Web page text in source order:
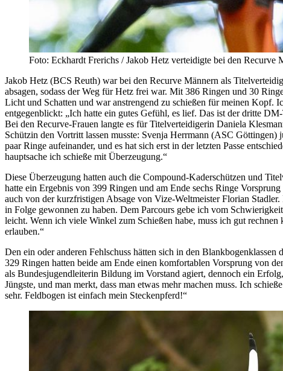
Foto: Eckhardt Frerichs / Jakob Hetz verteidigte bei den Recurve
Jakob Hetz (BCS Reuth) war bei den Recurve Männern als
absagen, sodass der Weg für Hetz frei war. Mit 386 Ringen und 30
Licht und Schatten und war anstrengend zu schießen für meinen Kopf.
entgegenblickt: „Ich hatte ein gutes Gefühl, es lief. Das ist der dritte
Bei den Recurve-Frauen langte es für Titelverteidigerin Daniela
Schützin den Vortritt lassen musste: Svenja Herrmann (ASC
paar Ringe aufeinander, und es hat sich erst in der letzten Passe
hauptsache ich schieße mit Überzeugung.“
Diese Überzeugung hatten auch die Compound-Kaderschützen und
hatte ein Ergebnis von 399 Ringen und am Ende sechs Ringe
auch von der kurzfristigen Absage von Vize-Weltmeister Florian
in Folge gewonnen zu haben. Dem Parcours gebe ich vom
leicht. Wenn ich viele Winkel zum Schießen habe, muss ich gut
erlauben.“
Den ein oder anderen Fehlschuss hätten sich in den
329 Ringen hatten beide am Ende einen komfortablen Vorsprung von
als Bundesjugendleiterin Bildung im Vorstand agiert, dennoch ein
Jüngste, und man merkt, dass man etwas mehr machen muss. Ich
sehr. Feldbogen ist einfach mein Steckenpferd!“